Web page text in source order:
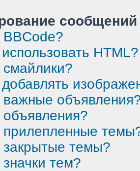
BBCode?
HTML?
смайлики?
важные
объявления?
прилепленные
закрытые темы?
тем?